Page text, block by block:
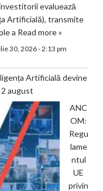
evaluează
Artificială), transmite
a Read more »
30, 2026 - 2:13 pm
Artificială devine
2 august
ANC
OM:
Regu
lame
ntul
UE
privin